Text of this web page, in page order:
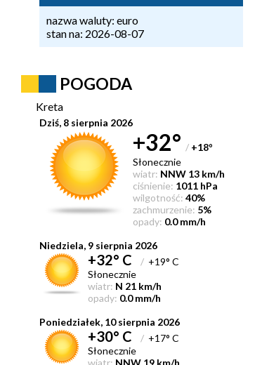
nazwa waluty: euro
stan na: 2026-08-07
POGODA
Kreta
Dziś, 8 sierpnia 2026
+32° / +18°
Słonecznie
wiatr: NNW 13 km/h
ciśnienie: 1011 hPa
wilgotność: 40%
zachmurzenie: 5%
opady: 0.0 mm/h
Niedziela, 9 sierpnia 2026
+32° C / +19° C
Słonecznie
wiatr: N 21 km/h
opady: 0.0 mm/h
Poniedziałek, 10 sierpnia 2026
+30° C / +17° C
Słonecznie
wiatr: NNW 19 km/h